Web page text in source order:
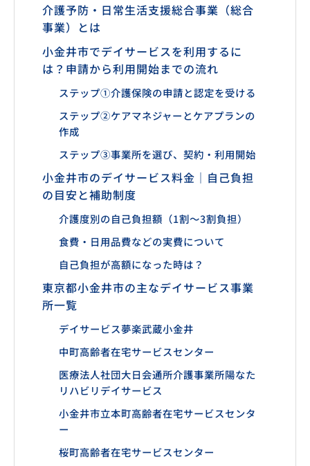
介護予防・日常生活支援総合事業（総合
事業）とは
小金井市でデイサービスを利用するに
は？申請から利用開始までの流れ
ステップ①介護保険の申請と認定を受ける
ステップ②ケアマネジャーとケアプランの
作成
ステップ③事業所を選び、契約・利用開始
小金井市のデイサービス料金｜自己負担
の目安と補助制度
介護度別の自己負担額（1割〜3割負担）
食費・日用品費などの実費について
自己負担が高額になった時は？
東京都小金井市の主なデイサービス事業
所一覧
デイサービス夢楽武蔵小金井
中町高齢者在宅サービスセンター
医療法人社団大日会通所介護事業所陽なた
リハビリデイサービス
小金井市立本町高齢者在宅サービスセンタ
ー
桜町高齢者在宅サービスセンター